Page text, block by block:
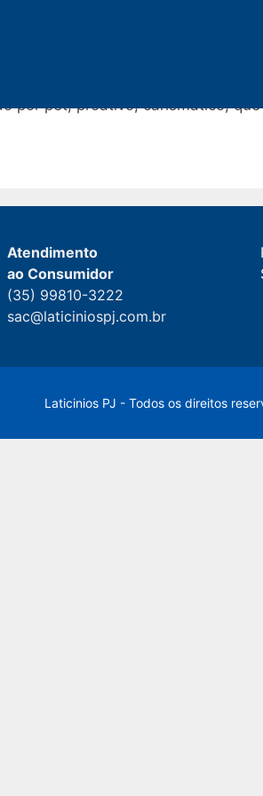
por pet, proativo, carismático,
Atendimento
ao Consumidor
(35) 99810-3222
sac@laticiniospj.com.br
Laticinios PJ - Todos os direitos